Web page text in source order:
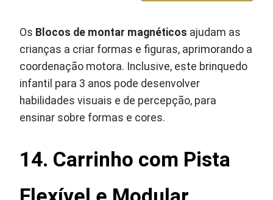
Os Blocos de montar magnéticos ajudam as
crianças a criar formas e figuras, aprimorando a
coordenação motora. Inclusive, este brinquedo
infantil para 3 anos pode desenvolver
habilidades visuais e de percepção, para
ensinar sobre formas e cores.
14. Carrinho com Pista